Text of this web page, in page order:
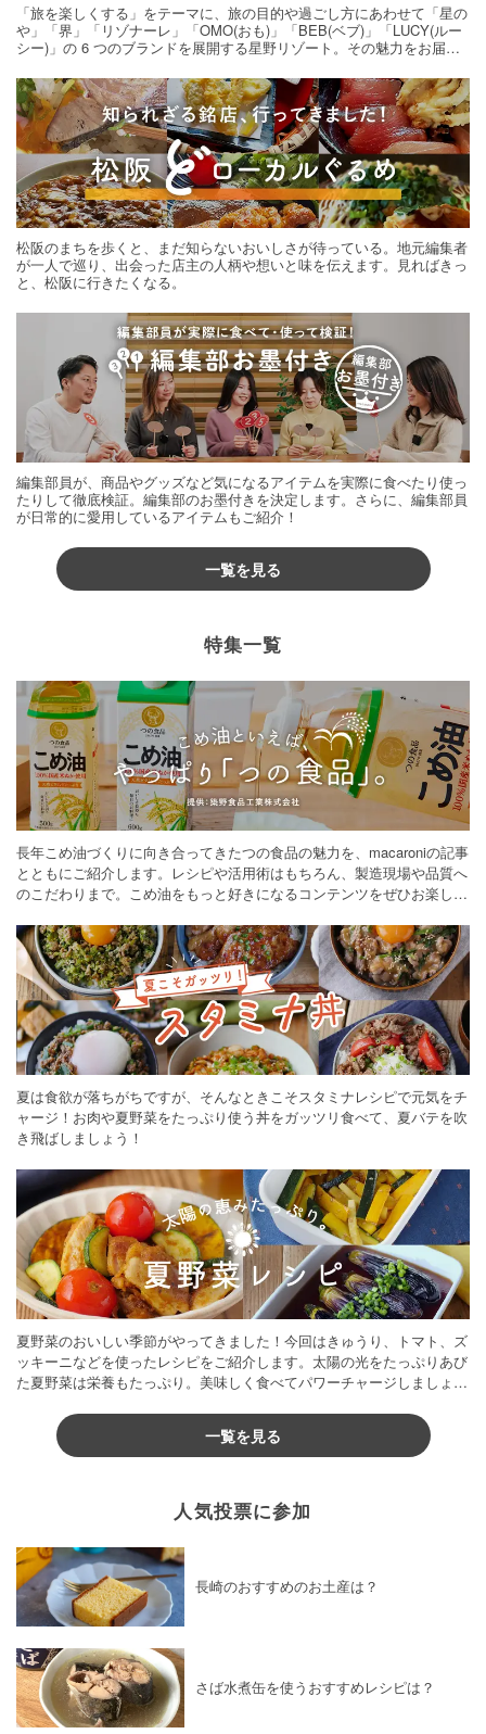
「旅を楽しくする」をテーマに、旅の目的や過ごし方にあわせて「星の
や」「界」「リゾナーレ」「OMO(おも)」「BEB(ベブ)」「LUCY(ルー
シー)」の 6 つのブランドを展開する星野リゾート。その魅力をお届け
松阪のまちを歩くと、まだ知らないおいしさが待っている。地元編集者
が一人で巡り、出会った店主の人柄や想いと味を伝えます。見ればきっ
と、松阪に行きたくなる。
編集部員が、商品やグッズなど気になるアイテムを実際に食べたり使っ
たりして徹底検証。編集部のお墨付きを決定します。さらに、編集部員
が日常的に愛用しているアイテムもご紹介！
一覧を見る
特集一覧
長年こめ油づくりに向き合ってきたつの食品の魅力を、macaroniの記事
とともにご紹介します。レシピや活用術はもちろん、製造現場や品質へ
のこだわりまで。こめ油をもっと好きになるコンテンツをぜひお楽しみ
夏は食欲が落ちがちですが、そんなときこそスタミナレシピで元気をチ
ャージ！お肉や夏野菜をたっぷり使う丼をガッツリ食べて、夏バテを吹
き飛ばしましょう！
夏野菜のおいしい季節がやってきました！今回はきゅうり、トマト、ズ
ッキーニなどを使ったレシピをご紹介します。太陽の光をたっぷりあび
た夏野菜は栄養もたっぷり。美味しく食べてパワーチャージしましょう
一覧を見る
人気投票に参加
長崎のおすすめのお土産は？
さば水煮缶を使うおすすめレシピは？